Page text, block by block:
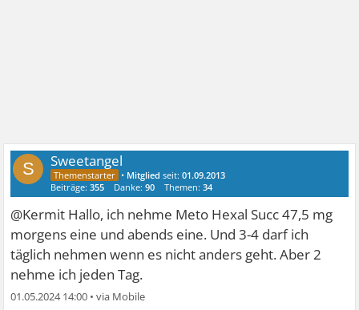
S Sweetangel
• Mitglied seit:01.09.2013
Beiträge:355 Danke:90 Themen:34
@Kermit Hallo, ich nehme Meto Hexal Succ 47,5 mg
morgens eine und abends eine. Und 3-4 darf ich
täglich nehmen wenn es nicht anders geht. Aber 2
nehme ich jeden Tag.
01.05.2024 14:00 •